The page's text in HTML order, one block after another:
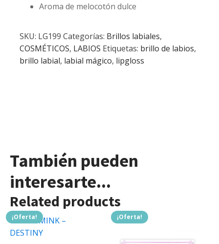
Aroma de melocotón dulce
SKU: LG199 Categorías: Brillos labiales,
COSMÉTICOS, LABIOS Etiquetas: brillo de labios,
brillo labial, labial mágico, lipgloss
También pueden
interesarte...
Related products
¡Oferta! ¡Oferta!